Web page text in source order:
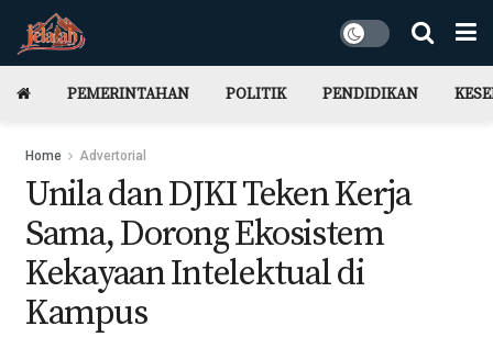
PEMERINTAHAN POLITIK PENDIDIKAN
Home Advertorial
Unila dan DJKI Teken Kerja
Sama, Dorong Ekosistem
Kekayaan Intelektual di
Kampus